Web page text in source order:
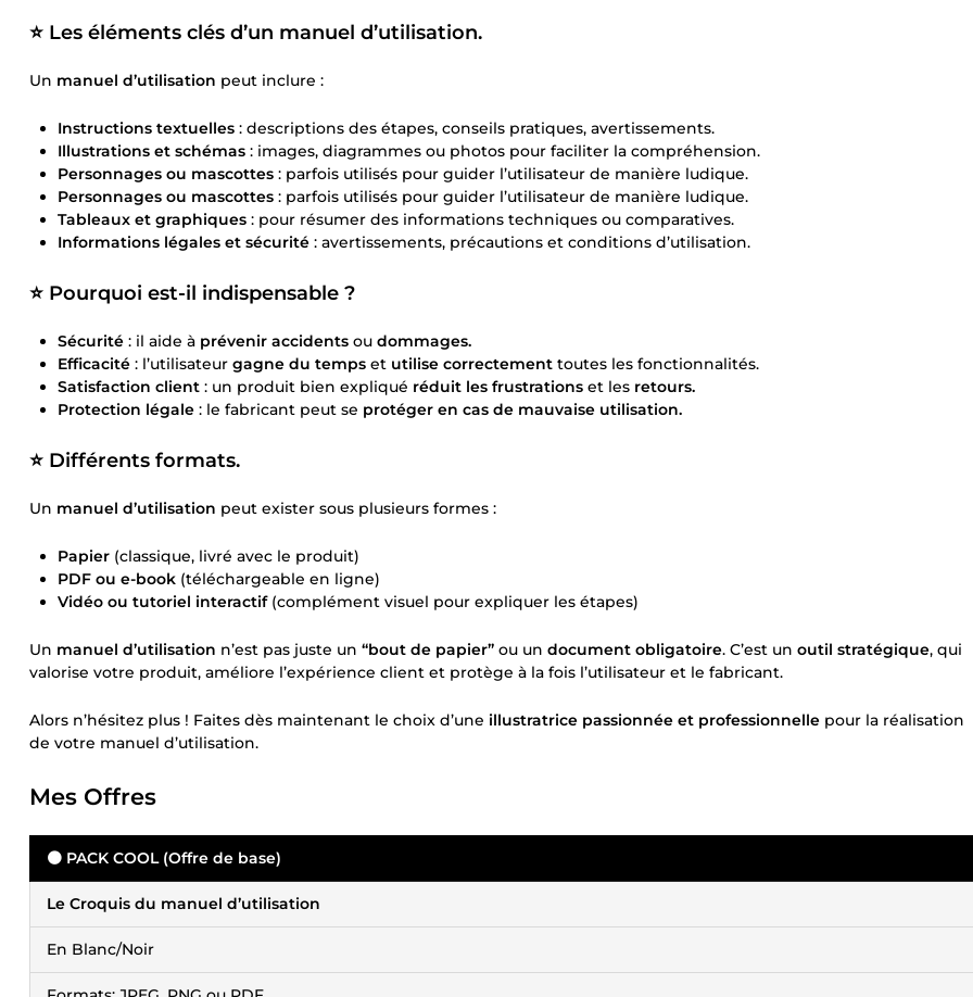
⭐️ Les éléments clés d’un manuel d’utilisation.
Un manuel d’utilisation peut inclure :
Instructions textuelles : descriptions des étapes, conseils pratiques, avertissements.
Illustrations et schémas : images, diagrammes ou photos pour faciliter la compréhension.
Personnages ou mascottes : parfois utilisés pour guider l’utilisateur de manière ludique.
Personnages ou mascottes : parfois utilisés pour guider l’utilisateur de manière ludique.
Tableaux et graphiques : pour résumer des informations techniques ou comparatives.
Informations légales et sécurité : avertissements, précautions et conditions d’utilisation.
⭐️ Pourquoi est-il indispensable ?
Sécurité : il aide à prévenir accidents ou dommages.
Efficacité : l’utilisateur gagne du temps et utilise correctement toutes les fonctionnalités.
Satisfaction client : un produit bien expliqué réduit les frustrations et les retours.
Protection légale : le fabricant peut se protéger en cas de mauvaise utilisation.
⭐️ Différents formats.
Un manuel d’utilisation peut exister sous plusieurs formes :
Papier (classique, livré avec le produit)
PDF ou e-book (téléchargeable en ligne)
Vidéo ou tutoriel interactif(complément visuel pour expliquer les étapes)
Un manuel d’utilisation n’est pas juste un “bout de papier” ou un document obligatoire. C’est un outil stratégique, qui
valorise votre produit, améliore l’expérience client et protège à la fois l’utilisateur et le fabricant.
Alors n’hésitez plus ! Faites dès maintenant le choix d’une illustratrice passionnée et professionnelle pour la réalisation
de votre manuel d’utilisation.
Mes Offres
🟠 PACK COOL (Offre de base)
Le Croquis du manuel d’utilisation
En Blanc/Noir